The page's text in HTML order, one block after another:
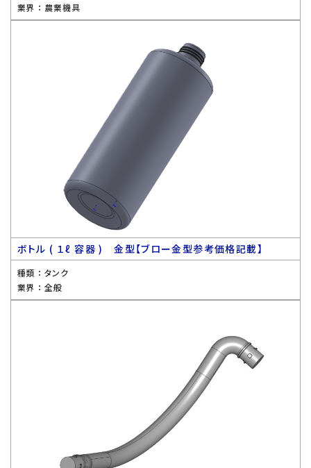
業界 ： 農業機具
ボトル ( １ℓ 容器 ) 金型【ブロー金型参考価格記載】
種類 ： タンク
業界 ： 全般